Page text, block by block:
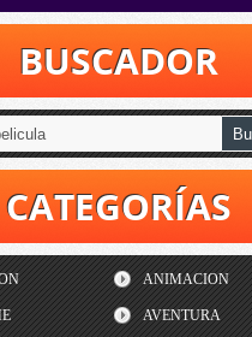
BUSCADOR
CATEGORÍAS
ANIMACION
AVENTURA